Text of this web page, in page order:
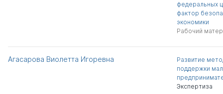
федеральных
фактор
экономики
Рабочий
Агасарова Виолетта Игоревна
Развитие
поддержки
Экспертиза